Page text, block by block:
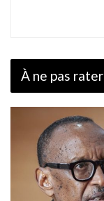
À ne pas rater